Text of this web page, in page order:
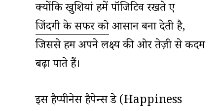
क्योंकि खुशियां हमें पॉजिटिव रखते हुए
जिंदगी के सफर कोआसान बना देती है,
जिससे हम अपने लक्ष्य की ओर तेज़ी से कदम
बढ़ा पाते हैं।
इस हैप्पीनेस हैपेन्स डे (Happiness